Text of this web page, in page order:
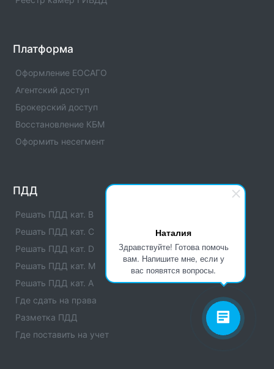
Наталия
Здравствуйте! Готова помочь
вам. Напишите мне, если у
вас появятся вопросы.
Сферы деятельности отделения - официальная
Отделение ГИБДД ОМВД России по Шалинскому
Отделение ГИБДД Отделение ГИБДД ОМВД России
Республики(Код:1196009) с адресами, телефонами.
Сферы деятельности отделения - официальная
Отделение ГИБДД ОМВД России по Урус-
Отделение ГИБДД Отделение ГИБДД ОМВД России
по Урус-Мартановскому р-ну Чеченской
Республики(Код:1196011) с адресами, телефонами.
Сферы деятельности отделения - официальная
информация.
Отделение ГИБДД ОМВД России по Сунженскому
р-ну Чеченской Республики(Код:1196017)
Отделение ГИБДД Отделение ГИБДД ОМВД России
по Сунженскому р-ну Чеченской
Республики(Код:1196017) с адресами, телефонами.
Сферы деятельности отделения - официальная
информация.
Платформа
Оформление ЕОСАГО
Агентский доступ
Брокерский доступ
Восстановление КБМ
Оформить несегмент
ПДД
Решать ПДД кат. B
Решать ПДД кат. C
Решать ПДД кат. D
Решать ПДД кат. M
Решать ПДД кат. A
Где сдать на права
Разметка ПДД
Где поставить на учет